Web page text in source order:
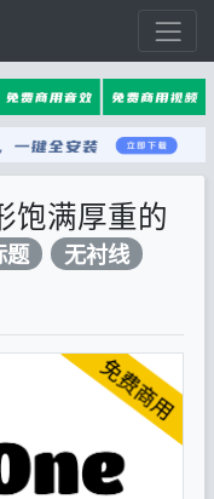
饱满厚重的
题
无衬线